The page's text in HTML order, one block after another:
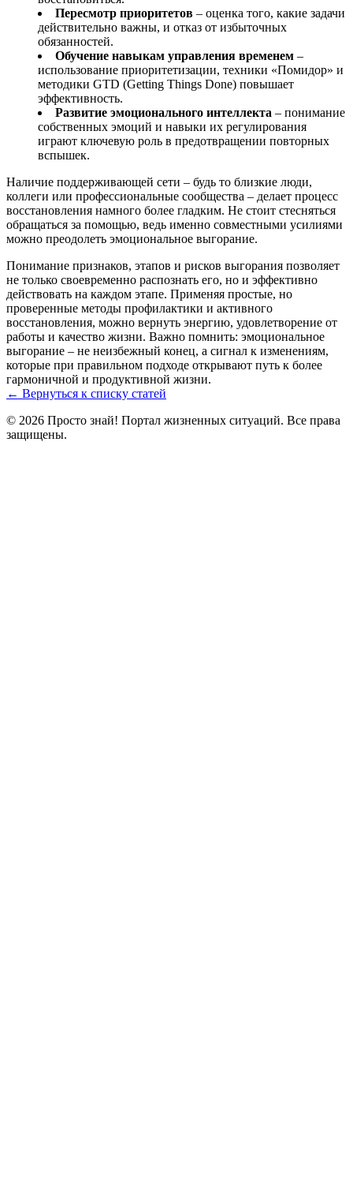
Пересмотр приоритетов – оценка того, какие задачи
действительно важны, и отказ от избыточных
обязанностей.
Обучение навыкам управления временем –
использование приоритетизации, техники «Помидор» и
методики GTD (Getting Things Done) повышает
эффективность.
Развитие эмоционального интеллекта – понимание
собственных эмоций и навыки их регулирования
играют ключевую роль в предотвращении повторных
вспышек.
Наличие поддерживающей сети – будь то близкие люди,
коллеги или профессиональные сообщества – делает процесс
восстановления намного более гладким. Не стоит стесняться
обращаться за помощью, ведь именно совместными усилиями
можно преодолеть эмоциональное выгорание.
Понимание признаков, этапов и рисков выгорания позволяет
не только своевременно распознать его, но и эффективно
действовать на каждом этапе. Применяя простые, но
проверенные методы профилактики и активного
восстановления, можно вернуть энергию, удовлетворение от
работы и качество жизни. Важно помнить: эмоциональное
выгорание – не неизбежный конец, а сигнал к изменениям,
которые при правильном подходе открывают путь к более
гармоничной и продуктивной жизни.
← Вернуться к списку статей
© 2026 Просто знай! Портал жизненных ситуаций. Все права
защищены.